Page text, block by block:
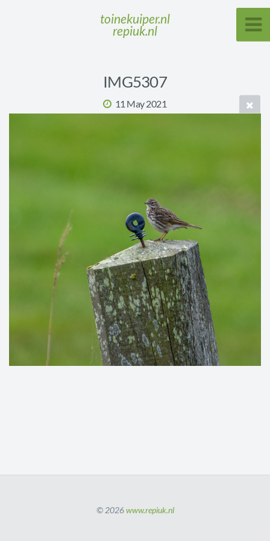
toinekuiper.nl
repiuk.nl
IMG5307
11 May 2021
© 2026www.repiuk.nl